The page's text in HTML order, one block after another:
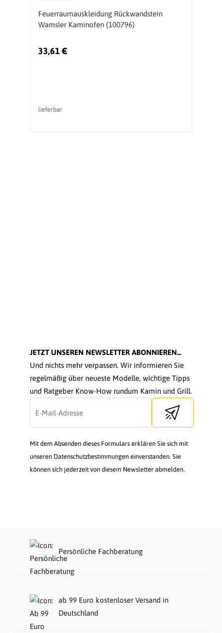
Feuerraumauskleidung Rückwandstein
Wamsler Kaminofen (100796)
33,61 €
lieferbar
JETZT UNSEREN NEWSLETTER ABONNIEREN...
Und nichts mehr verpassen. Wir informieren Sie
regelmäßig über neueste Modelle, wichtige Tipps
und Ratgeber Know-How rundum Kamin und Grill.
Send newsletter
Mit dem Absenden dieses Formulars erklären Sie sich mit
unseren Datenschutzbestimmungen einverstanden. Sie
können sich jederzeit von diesem Newsletter abmelden.
Persönliche Fachberatung
ab 99 Euro kostenloser Versand in
Deutschland